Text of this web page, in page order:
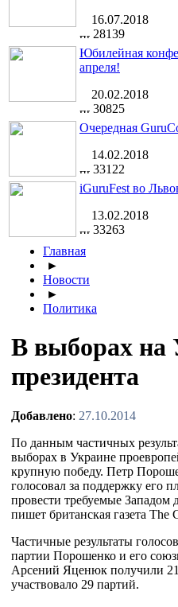
16.07.2018
28139
Юбилейная
апреля!
20.02.2018
30825
Очередная
14.02.2018
33122
iGuruFest во
13.02.2018
33263
Главная
►
Новости
►
Политика
В выборах на
президента
Добавлено: 27.10.2014
По данным частичных
выборах в Украине
крупную победу. Петр
голосовал за поддержку его
провести требуемые Западом
пишет британская газета The
Частичные результаты
партии Порошенко и его
Арсений Яценюк получили
участвовало 29 партий.